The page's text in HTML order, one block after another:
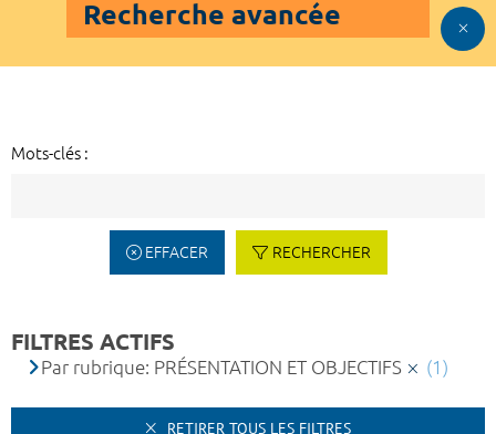
Recherche avancée
Mots-clés :
EFFACER RECHERCHER
FILTRES ACTIFS
Par rubrique: PRÉSENTATION ET OBJECTIFS (1)
RETIRER TOUS LES FILTRES